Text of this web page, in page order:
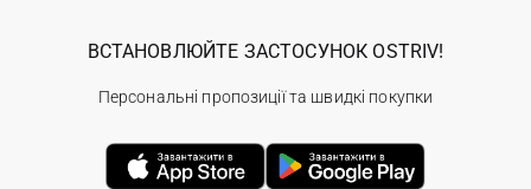
ВСТАНОВЛЮЙТЕ ЗАСТОСУНОК OSTRIV!
Персональні пропозиції та швидкі покупки